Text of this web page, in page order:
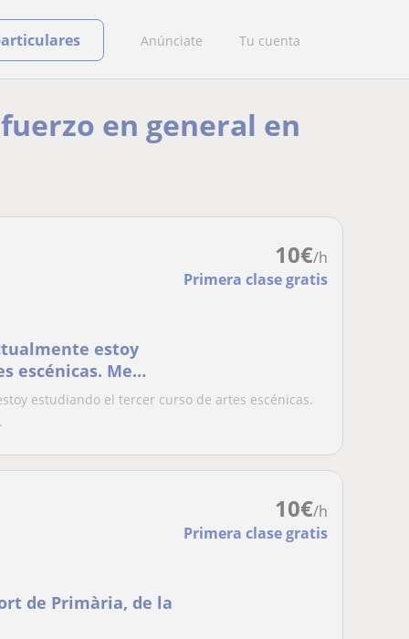
Anúnciate Tu cuenta
en general en
10€/h
Primera clase gratis
estoy
escénicas. Me
de lengua catalana
inglés,
estudiando el tercer curso de artes escénicas.
10€/h
Primera clase gratis
de Primària, de la